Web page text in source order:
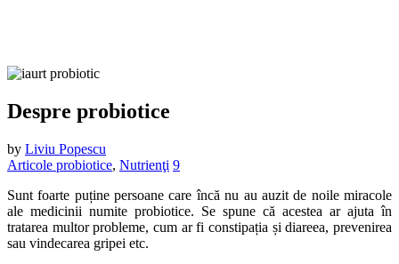
Despre probiotice
by Liviu Popescu
Articole probiotice, Nutrienţi 9
Sunt foarte puține persoane care încă nu au auzit de noile miracole
ale medicinii numite probiotice. Se spune că acestea ar ajuta în
tratarea multor probleme, cum ar fi constipația și diareea, prevenirea
sau vindecarea gripei etc.